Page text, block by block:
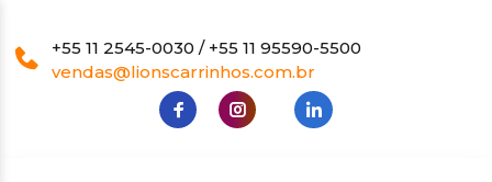
+55 11 2545-0030 / +55 11 95590-5500
vendas@lionscarrinhos.com.br